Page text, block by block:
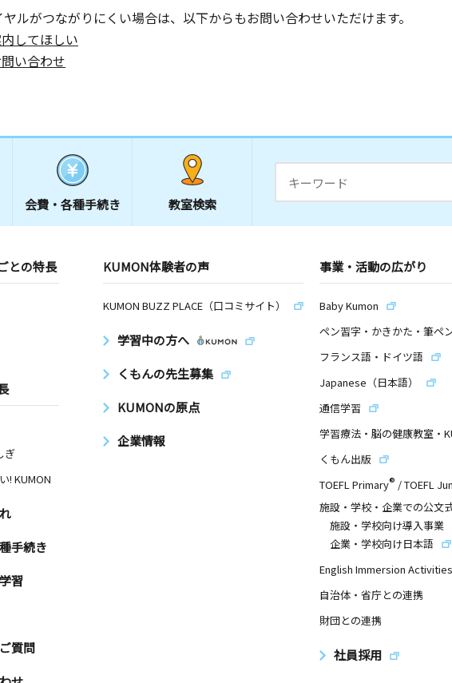
ント
ルがつながりにくい場合は、以下からもお問い合わせいただけます。
してほしい
い合わせ
会費・ 各種手続き 教室検索
との特長
ぎ
! KUMON
手続き
習
質問
KUMON体験者の声
KUMON BUZZ PLACE（口コミサイト）
学習中の方へ
くもんの先生募集
KUMONの原点
企業情報
事業・活動の広がり
Baby Kumon
ペン習字・かきかた・筆ペ
フランス語・ドイツ語
Japanese（日本語）
通信学習
学習療法・脳の健康教室・
くもん出版
TOEFL Primary® /TOEFL
施設・学校・企業での公文
施設・学校向け導入事業
企業・学校向け日本語
English Immersion Activities
自治体・省庁との連携
財団との連携
社員採用